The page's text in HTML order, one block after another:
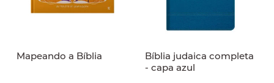
Mapeando a Bíblia
Bíblia judaica completa
- capa azul